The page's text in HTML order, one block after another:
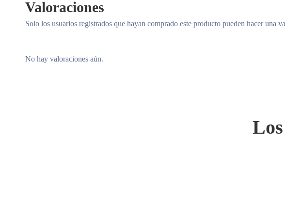
Valoraciones
No hay valoraciones aún.
Solo los usuarios registrados que hayan comprado este producto pueden hacer una